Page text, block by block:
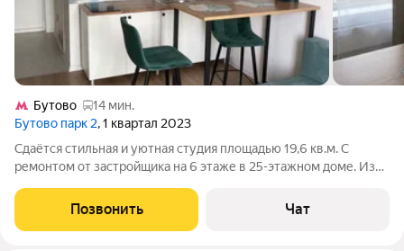
Бутово
14 мин.
Бутово парк 2, 1 квартал 2023
Сдаётся стильная и уютная студия площадью 19,6 кв.м. С
ремонтом от застройщика на 6 этаже в 25-этажном доме. Из
панель Дом - панельный. В подьезде 3 лифта - 3 грузовых и 0
пассажирских. Во
Позвонить Чат